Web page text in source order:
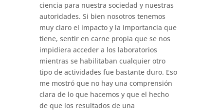
ciencia para nuestra sociedad y nuestras
autoridades. Si bien nosotros tenemos
muy claro el impacto y la importancia que
tiene, sentir en carne propia que se nos
impidiera acceder a los laboratorios
mientras se habilitaban cualquier otro
tipo de actividades fue bastante duro. Eso
me mostró que no hay una comprensión
clara de lo que hacemos y que el hecho
de que los resultados de una